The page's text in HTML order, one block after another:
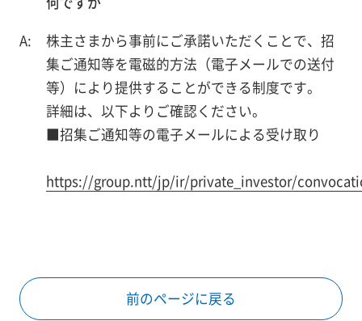
株主さまから事前にご承諾いただくことで、招
集ご通知等を電磁的方法（電子メールでの送付
等）により提供することができる制度です。
詳細は、以下よりご確認ください。
■招集ご通知等の電子メールによる受け取り
https://group.ntt/jp/ir/private_investor/
前のページに戻る